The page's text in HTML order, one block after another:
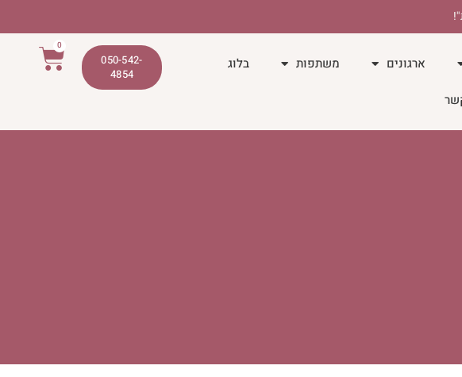
ארגונים משתפות בלוג
050-542-
4854
0